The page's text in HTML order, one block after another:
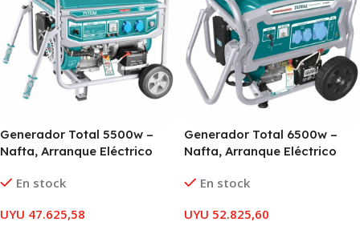
Generador Total 5500w –
Nafta, Arranque Eléctrico
En stock
UYU 47.625,58
Generador Total 6500w –
Nafta, Arranque Eléctrico
En stock
UYU 52.825,60